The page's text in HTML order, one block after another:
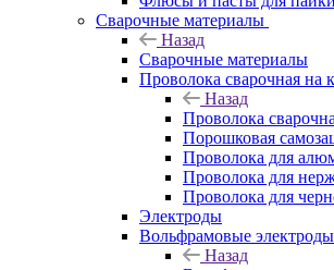
Сварочные материалы
Назад
Сварочные материалы
Проволока сварочная на
Назад
Проволока
Порошковая
Проволока для
Проволока для
Проволока для
Электроды
Вольфрамовые
Назад